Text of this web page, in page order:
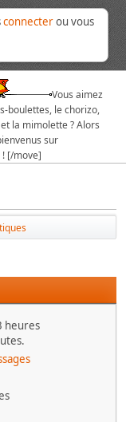
connecterou vous
Vous aimez
boulettes, le chorizo,
la mimolette ? Alors
sur
[/move]
heures